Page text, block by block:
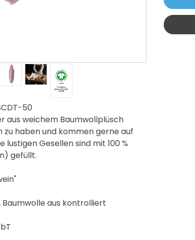
50
aus weichem Baumwollplüsch
zu haben und kommen gerne auf
Gesellen sind mit 100 %
gefüllt.
Baumwolle aus kontrolliert